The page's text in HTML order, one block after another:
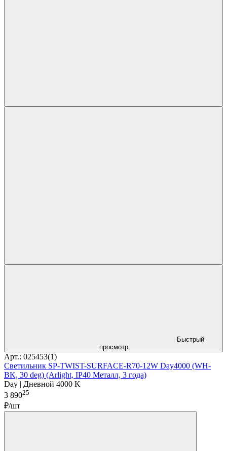
Быстрый
просмотр
Арт.: 025453(1)
Светильник SP-TWIST-SURFACE-R70-12W Day4000 (WH-
BK, 30 deg) (Arlight, IP40 Металл, 3 года)
Day | Дневной 4000 K
3 89025
₽/шт